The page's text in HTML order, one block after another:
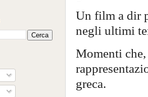
Un film a dir
negli ultimi
Momenti
greca.